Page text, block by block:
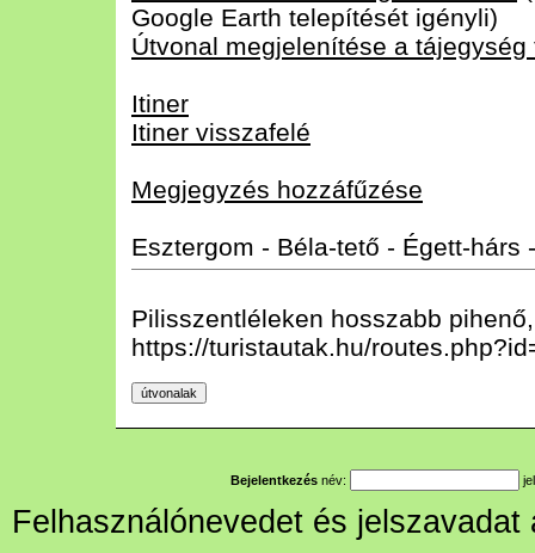
Google Earth telepítését igényli)
Útvonal megjelenítése a tájegység
Itiner
Itiner visszafelé
Megjegyzés hozzáfűzése
Esztergom - Béla-tető - Égett-hárs
Pilisszentléleken hosszabb
https://turistautak.hu/
Bejelentkezés név:
Felhasználónevedet és